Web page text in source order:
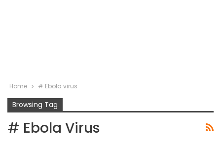
Home # Ebola virus
Browsing Tag
# Ebola Virus